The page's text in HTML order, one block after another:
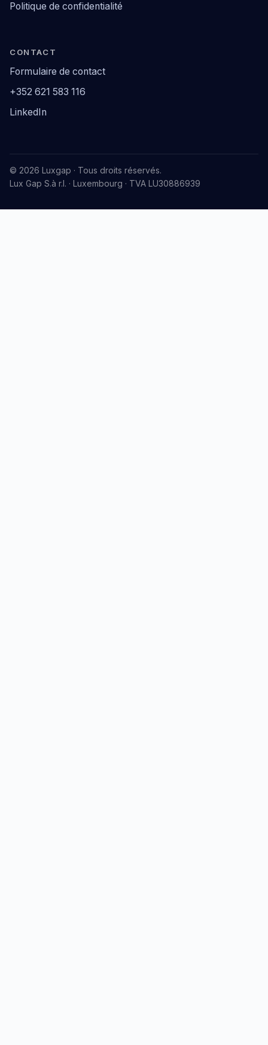
Politique de confidentialité
CONTACT
Formulaire de contact
+352 621 583 116
LinkedIn
© 2026 Luxgap · Tous droits réservés.
Lux Gap S.à r.l. · Luxembourg · TVA LU30886939